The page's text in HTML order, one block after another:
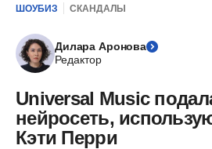
ШОУБИЗ СКАНДАЛЫ
Дилара Аронова
Редактор
Universal Music
нейросеть,
Кэти Перри